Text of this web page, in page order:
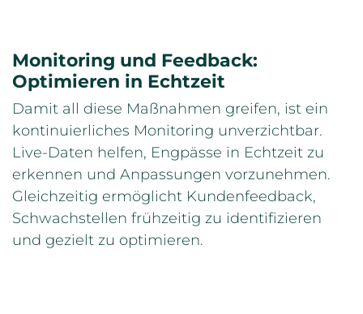
Monitoring und Feedback:
Optimieren in Echtzeit
Damit all diese Maßnahmen greifen, ist ein
kontinuierliches Monitoring unverzichtbar.
Live-Daten helfen, Engpässe in Echtzeit zu
erkennen und Anpassungen vorzunehmen.
Gleichzeitig ermöglicht Kundenfeedback,
Schwachstellen frühzeitig zu identifizieren
und gezielt zu optimieren.